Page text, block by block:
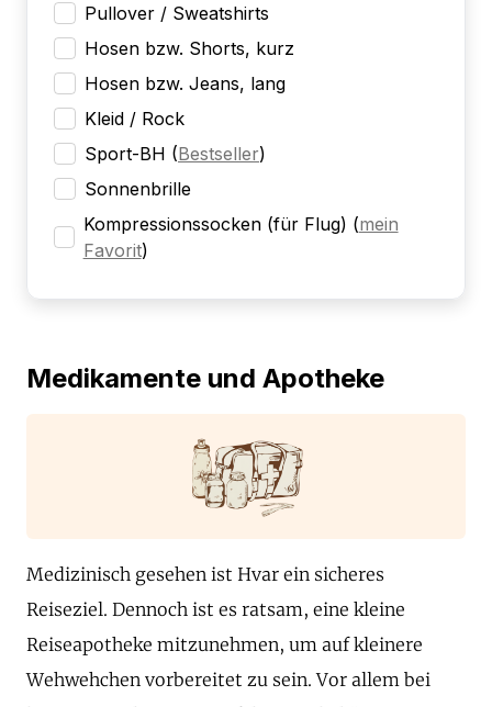
Pullover / Sweatshirts
Hosen bzw. Shorts, kurz
Hosen bzw. Jeans, lang
Kleid / Rock
Sport-BH (Bestseller)
Sonnenbrille
Kompressionssocken (für Flug) (mein
Favorit)
Medikamente und Apotheke
Medizinisch gesehen ist Hvar ein sicheres
Reiseziel. Dennoch ist es ratsam, eine kleine
Reiseapotheke mitzunehmen, um auf kleinere
Wehwehchen vorbereitet zu sein. Vor allem bei